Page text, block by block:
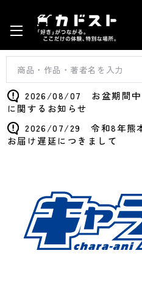
2026/08/07 お盆期間中
に関するお知らせ
2026/07/29 令和8年熊
お届け遅延につきまして